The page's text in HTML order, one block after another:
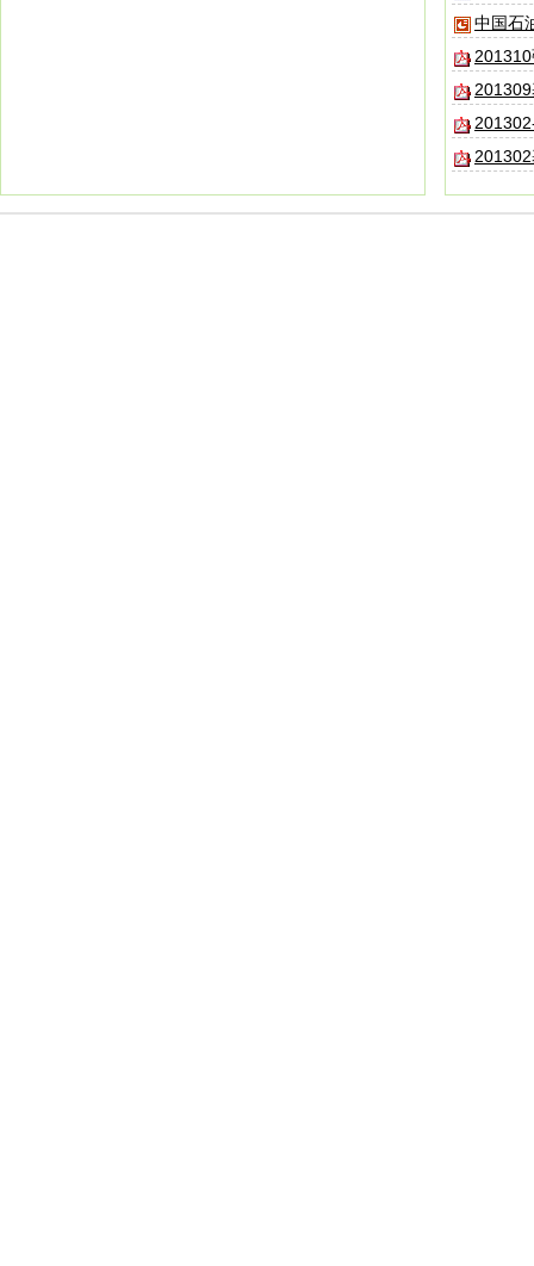
中国石